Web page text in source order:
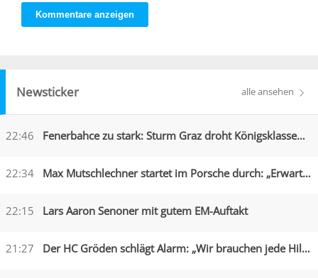
Kommentare anzeigen
Newsticker alle ansehen
22:46 Fenerbahce zu stark: Sturm Graz droht Königsklassen-Aus
22:34 Max Mutschlechner startet im Porsche durch: „Erwarte Action“
22:15 Lars Aaron Senoner mit gutem EM-Auftakt
21:27 Der HC Gröden schlägt Alarm: „Wir brauchen jede Hilfe“